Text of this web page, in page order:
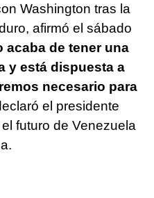
Washington tras la
afirmó el sábado
acaba de tener una
y está dispuesta a
necesario para
el presidente
futuro de Venezuela